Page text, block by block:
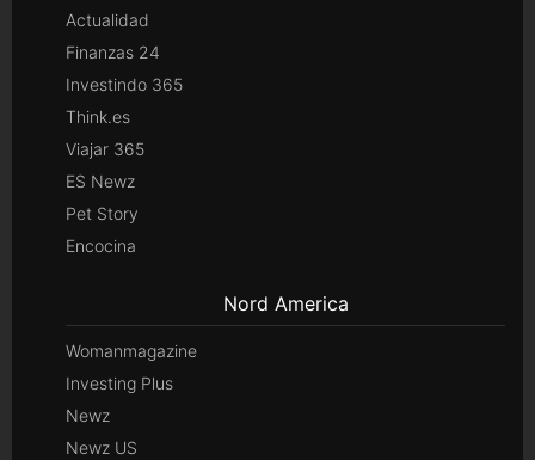
Actualidad
Finanzas 24
Investindo 365
Think.es
Viajar 365
ES Newz
Pet Story
Encocina
Nord America
Womanmagazine
Investing Plus
Newz
Newz US